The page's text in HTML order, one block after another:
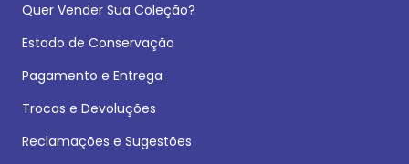
Quer Vender Sua Coleção?
Estado de Conservação
Pagamento e Entrega
Trocas e Devoluções
Reclamações e Sugestões